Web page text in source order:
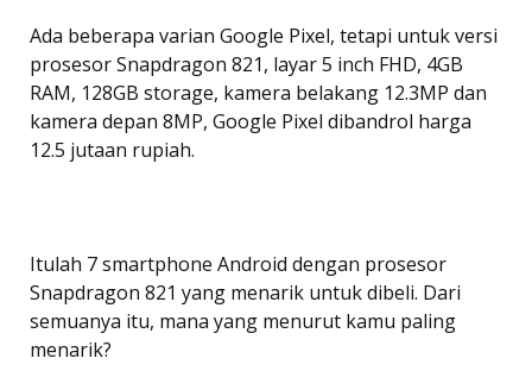
Ada beberapa varian Google Pixel, tetapi untuk versi
prosesor Snapdragon 821, layar 5 inch FHD, 4GB
RAM, 128GB storage, kamera belakang 12.3MP dan
kamera depan 8MP, Google Pixel dibandrol harga
12.5 jutaan rupiah.
Itulah 7 smartphone Android dengan prosesor
Snapdragon 821 yang menarik untuk dibeli. Dari
semuanya itu, mana yang menurut kamu paling
menarik?